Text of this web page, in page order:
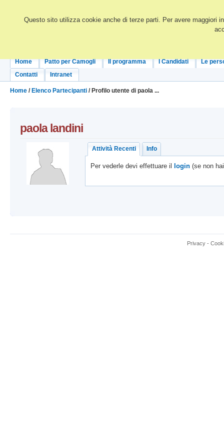
Questo sito utilizza cookie anche di terze parti. Per avere maggiori
Home Patto per Camogli Il programma I Candidati
Le
Contatti
Intranet
Home / Elenco Partecipanti / Profilo utente di paola ...
paola landini
Attività Recenti Info
Per vederle devi effettuare il login (se non
Privacy -